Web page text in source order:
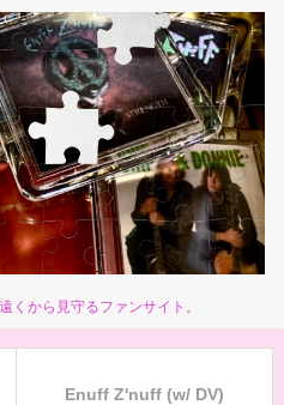
くから見守るファンサイト。
Enuff Z'nuff (w/ DV)